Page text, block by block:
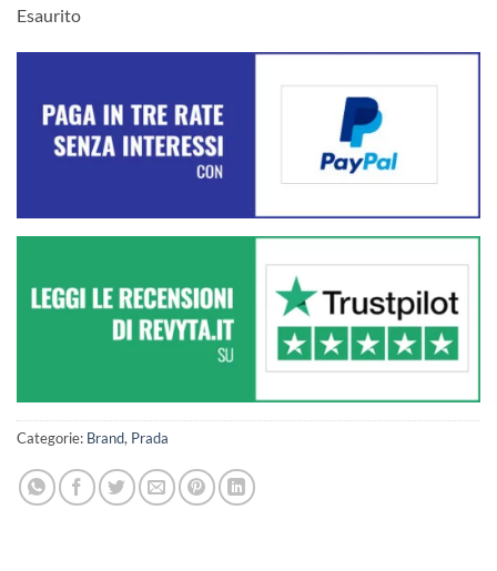
Esaurito
Categorie: Brand, Prada